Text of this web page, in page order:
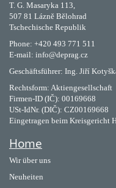
T. G. Masaryka 113,
507 81 Lázně Bělohrad
Tschechische Republik
Phone: +420 493 771 511
E-mail: info@deprag.cz
Geschäftsführer: Ing. Jiří
Rechtsform: Aktiengesellschaft
Firmen-ID (IČ): 00169668
USt-IdNr. (DIČ): CZ00169668
Eingetragen beim Kreisgericht
Home
Wir über uns
Neuheiten